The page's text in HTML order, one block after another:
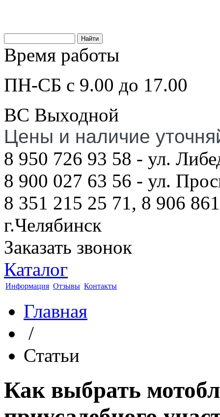
Время работы
ПН-СБ с 9.00 до 17.00
ВС Выходной
Цены и наличие
8 950 726 93 58 - ул.
8 900 027 63 56 - ул.
8 351 215 25 71, 8 906
г.Челябинск
Заказать звонок
Каталог
Информация Отзывы Контакты
Главная
/
Статьи
Как выбрать